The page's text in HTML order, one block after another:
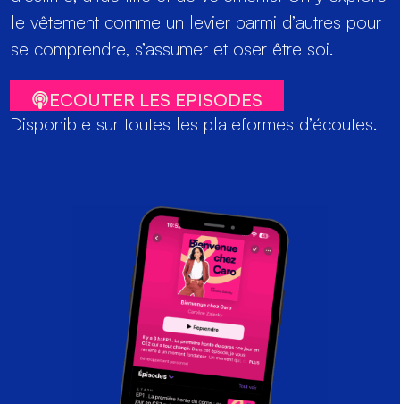
le vêtement comme un levier parmi d’autres pour
se comprendre, s’assumer et oser être soi.
ECOUTER LES EPISODES
Disponible sur toutes les plateformes d’écoutes.